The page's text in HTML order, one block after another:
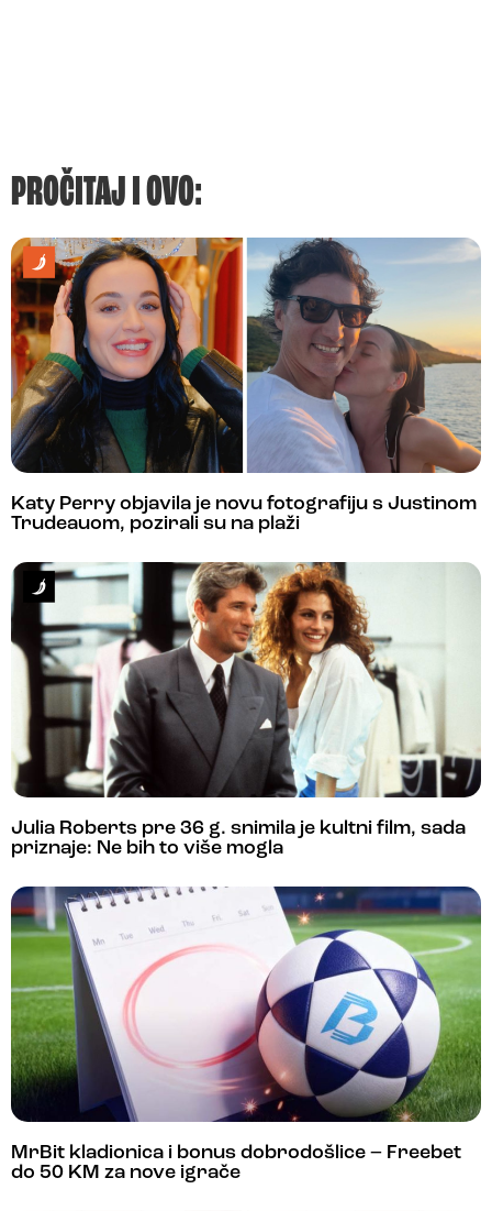
PROČITAJ I OVO:
Katy Perry objavila je novu fotografiju s Justinom
Trudeauom, pozirali su na plaži
Julia Roberts pre 36 g. snimila je kultni film, sada
priznaje: Ne bih to više mogla
MrBit kladionica i bonus dobrodošlice – Freebet
do 50 KM za nove igrače